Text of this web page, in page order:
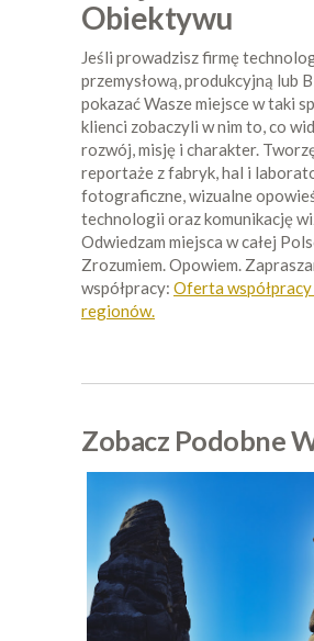
Obiektywu
Jeśli prowadzisz firmę
przemysłową, produkcyjną lub
pokazać Wasze miejsce w taki
klienci zobaczyli w nim to, co
rozwój, misję i charakter.
reportaże z fabryk, hal i
fotograficzne, wizualne
technologii oraz komunikację
Odwiedzam miejsca w całej
Zrozumiem. Opowiem.
współpracy: Oferta
regionów.
Zobacz Podobne